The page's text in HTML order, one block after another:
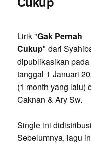
Lirik "Gak Pernah
Cukup" dari
dipublikasikan pada
tanggal 1 Januari
(1 month yang lalu)
Caknan & Ary Sw.
Single ini
Sebelumnya, lagu